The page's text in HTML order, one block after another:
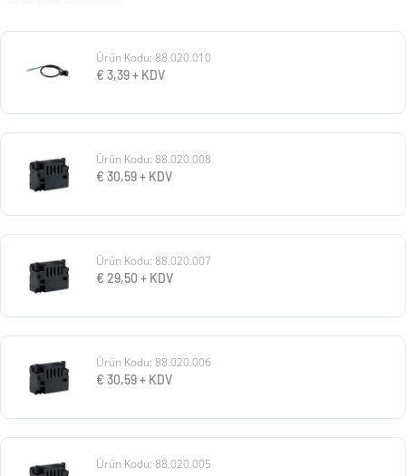
Ürün Kodu: 88.020.010
€ 3,39+ KDV
Ürün Kodu: 88.020.008
€ 30,59+ KDV
Ürün Kodu: 88.020.007
€ 29,50 + KDV
Ürün Kodu: 88.020.006
€ 30,59+ KDV
Ürün Kodu: 88.020.005